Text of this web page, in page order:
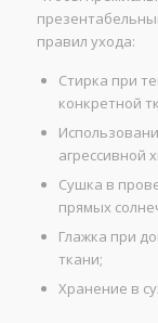
правил ухода:
Стирка при
конкретной
агрессивной
Сушка в
прямых
Глажка при
ткани;
Хранение в